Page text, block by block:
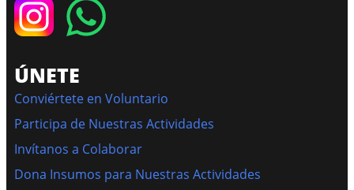
ÚNETE
Conviértete en Voluntario
Participa de Nuestras Actividades
Invítanos a Colaborar
Dona Insumos para Nuestras Actividades